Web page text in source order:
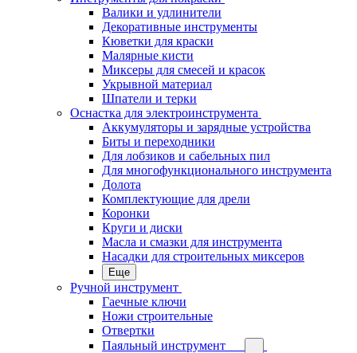
Валики и удлинители
Декоративные инструменты
Кюветки для краски
Малярные кисти
Миксеры для смесей и красок
Укрывной материал
Шпатели и терки
Оснастка для электроинструмента
Аккумуляторы и зарядные устройства
Биты и переходники
Для лобзиков и сабельных пил
Для многофункционального инструмента
Долота
Комплектующие для дрели
Коронки
Круги и диски
Масла и смазки для инструмента
Насадки для строительных миксеров
Еще
Ручной инструмент
Гаечные ключи
Ножи строительные
Отвертки
Паяльный инструмент